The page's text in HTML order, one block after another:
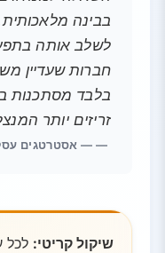
בבינה
לשלב אותה
חברות שעדיין
בלבד מסתכנות
זריזים יותר
— אסטרטגים
שיקול קריטי: לכל